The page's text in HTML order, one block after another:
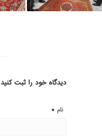
دیدگاه خود را ثبت کنید
نام *